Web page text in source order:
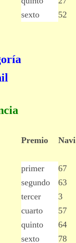
sexto 52
Premio Navi
primer 67
segundo 63
tercer 3
cuarto 57
quinto 64
sexto 78